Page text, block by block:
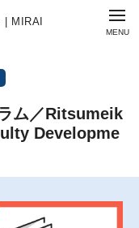
| MIRAI
ム／Ritsumeik
Developme